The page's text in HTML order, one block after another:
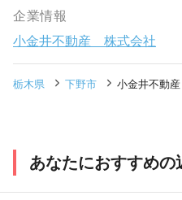
企業情報
小金井不動産 株式会社
栃木県 下野市 小金井不動
あなたにおすすめの